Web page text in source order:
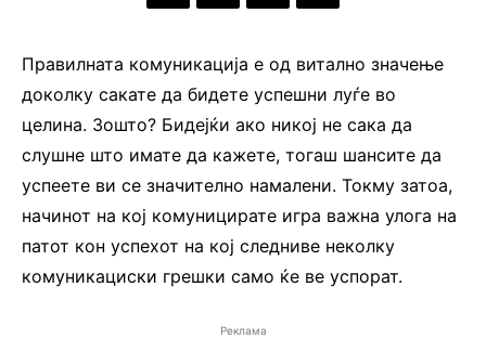
Правилната комуникација е од витално значење
доколку сакате да бидете успешни луѓе во
целина. Зошто? Бидејќи ако никој не сака да
слушне што имате да кажете, тогаш шансите да
успеете ви се значително намалени. Токму затоа,
начинот на кој комуницирате игра важна улога на
патот кон успехот на кој следниве неколку
комуникациски грешки само ќе ве успорат.
Реклама